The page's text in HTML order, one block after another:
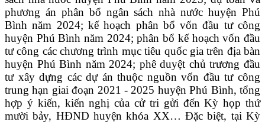
phương án phân bổ ngân sách nhà nước huyện Phú
Bình năm 2024; kế hoạch phân bổ vốn đầu tư công
huyện Phú Bình năm 2024; phân bổ kế hoạch vốn đầu
tư công các chương trình mục tiêu quốc gia trên địa bàn
huyện Phú Bình năm 2024; phê duyệt chủ trương đầu
tư xây dựng các dự án thuộc nguồn vốn đầu tư công
trung hạn giai đoạn 2021 - 2025 huyện Phú Bình, tổng
hợp ý kiến, kiến nghị của cử tri gửi đến Kỳ họp thứ
mười bảy, HĐND huyện khóa XX… Đặc biệt, tại Kỳ